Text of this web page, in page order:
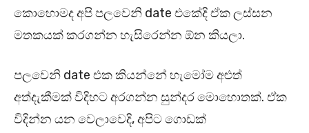
කොහොමද අපි පලවෙනි date එකේදි ඒක ලස්සන
මතකයක් කරගන්න හැසිරෙන්න ඕන කියලා.
පලවෙනි date එක කියන්නේ හැමෝම අළුත්
අත්දැකීමක් විදිහට අරගන්න සුන්දර මොහොතක්. ඒක
විදින්න යන වෙලාවෙදි, අපිට ගොඩක්